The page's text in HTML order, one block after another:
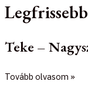
Teke –
Tovább olvasom »